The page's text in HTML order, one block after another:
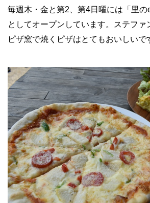
毎週木・金と第2、第4日曜には「里の
としてオープンしています。ステファ
ピザ窯で焼くピザはとてもおいしいで